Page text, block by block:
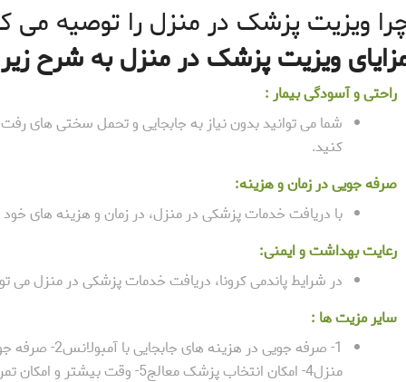
ویزیت پزشک در منزل را توصیه می
ویزیت پزشک در منزل به شرح
راحتی و آسودگی بیمار :
شما می توانید بدون نیاز به جابجایی و تحمل سختی های
کنید.
صرفه جویی در زمان و هزینه:
با دریافت خدمات پزشکی در منزل، در زمان و هزینه های
رعایت بهداشت و ایمنی:
در شرایط پاندمی کرونا، دریافت خدمات پزشکی در منزل می
سایر مزیت ها :